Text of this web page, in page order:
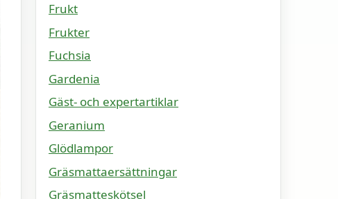
Frukt
Frukter
Fuchsia
Gardenia
Gäst- och expertartiklar
Geranium
Glödlampor
Gräsmattaersättningar
Gräsmatteskötsel